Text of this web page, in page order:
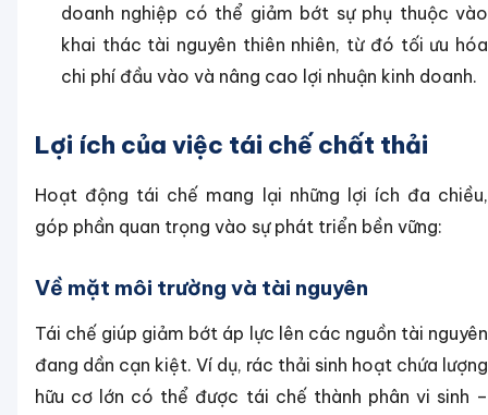
doanh nghiệp có thể giảm bớt sự phụ thuộc vào
khai thác tài nguyên thiên nhiên, từ đó tối ưu hóa
chi phí đầu vào và nâng cao lợi nhuận kinh doanh.
Lợi ích của việc tái chế chất thải
Hoạt động tái chế mang lại những lợi ích đa chiều,
góp phần quan trọng vào sự phát triển bền vững:
Về mặt môi trường và tài nguyên
Tái chế giúp giảm bớt áp lực lên các nguồn tài nguyên
đang dần cạn kiệt. Ví dụ, rác thải sinh hoạt chứa lượng
hữu cơ lớn có thể được tái chế thành phân vi sinh –